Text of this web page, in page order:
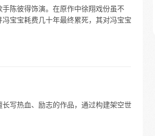
陈彼得饰演。在原作中徐翔戏份虽不
宝宝耗费几十年最终累死，其对冯宝宝
写热血、励志的作品，通过构建架空世